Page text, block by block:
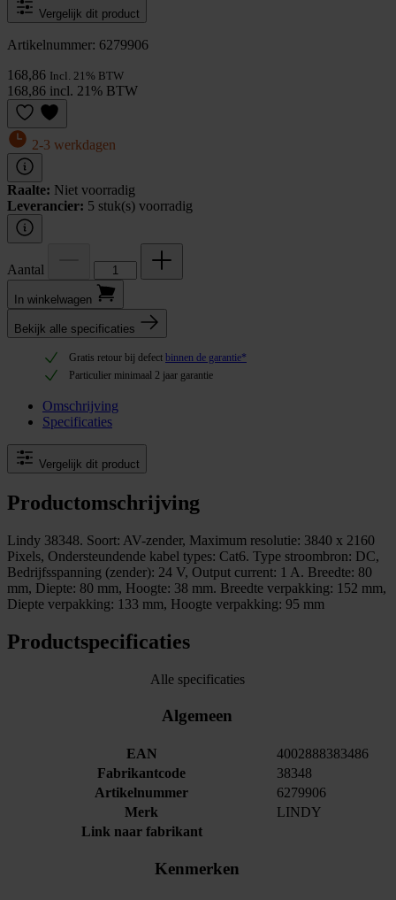
Vergelijk dit product
Artikelnummer: 6279906
168,86 Incl. 21% BTW
168,86 incl. 21% BTW
2-3 werkdagen
Raalte: Niet voorradig
Leverancier: 5 stuk(s) voorradig
Aantal
In winkel­wagen
Bekijk alle specificaties
Gratis retour bij defect binnen de garantie*
Particulier minimaal 2 jaar garantie
Omschrijving
Specificaties
Vergelijk dit product
Productomschrijving
Lindy 38348. Soort: AV-zender, Maximum resolutie: 3840 x 2160
Pixels, Ondersteundende kabel types: Cat6. Type stroombron: DC,
Bedrijfsspanning (zender): 24 V, Output current: 1 A. Breedte: 80
mm, Diepte: 80 mm, Hoogte: 38 mm. Breedte verpakking: 152 mm,
Diepte verpakking: 133 mm, Hoogte verpakking: 95 mm
Productspecificaties
Alle specificaties
Algemeen
EAN
4002888383486
Fabrikantcode
38348
Artikelnummer
6279906
Merk
LINDY
Link naar fabrikant
Kenmerken